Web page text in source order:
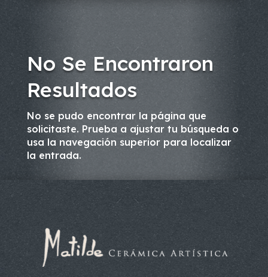
No Se Encontraron
Resultados
No se pudo encontrar la página que
solicitaste. Prueba a ajustar tu búsqueda o
usa la navegación superior para localizar
la entrada.